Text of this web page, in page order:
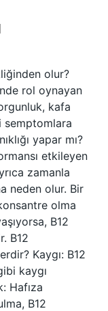
olur?
rol oynayan
kafa
semptomlara
yapar mı?
etkileyen
zamanla
neden olur. Bir
olma
B12
B12
Kaygı: B12
kaygı
Hafıza
B12